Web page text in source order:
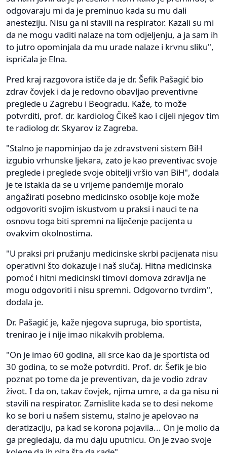
odgovaraju mi da je preminuo kada su mu dali
anesteziju. Nisu ga ni stavili na respirator. Kazali su mi
da ne mogu vaditi nalaze na tom odjeljenju, a ja sam ih
to jutro opominjala da mu urade nalaze i krvnu sliku",
ispričala je Elna.
Pred kraj razgovora ističe da je dr. Šefik Pašagić bio
zdrav čovjek i da je redovno obavljao preventivne
preglede u Zagrebu i Beogradu. Kaže, to može
potvrditi, prof. dr. kardiolog Čikeš kao i cijeli njegov tim
te radiolog dr. Skyarov iz Zagreba.
"Stalno je napominjao da je zdravstveni sistem BiH
izgubio vrhunske ljekara, zato je kao preventivac svoje
preglede i preglede svoje obitelji vršio van BiH", dodala
je te istakla da se u vrijeme pandemije moralo
angažirati posebno medicinsko osoblje koje može
odgovoriti svojim iskustvom u praksi i nauci te na
osnovu toga biti spremni na liječenje pacijenta u
ovakvim okolnostima.
"U praksi pri pružanju medicinske skrbi pacijenata nisu
operativni što dokazuje i naš slučaj. Hitna medicinska
pomoć i hitni medicinski timovi domova zdravlja ne
mogu odgovoriti i nisu spremni. Odgovorno tvrdim",
dodala je.
Dr. Pašagić je, kaže njegova supruga, bio sportista,
trenirao je i nije imao nikakvih problema.
"On je imao 60 godina, ali srce kao da je sportista od
30 godina, to se može potvrditi. Prof. dr. Šefik je bio
poznat po tome da je preventivan, da je vodio zdrav
život. I da on, takav čovjek, njima umre, a da ga nisu ni
stavili na respirator. Zamislite kada se to desi nekome
ko se bori u našem sistemu, stalno je apelovao na
deratizaciju, pa kad se korona pojavila... On je molio da
ga pregledaju, da mu daju uputnicu. On je zvao svoje